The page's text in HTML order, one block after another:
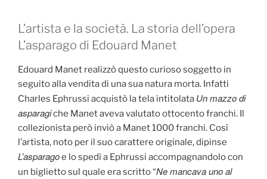
L’artista e la società. La storia dell’opera
L’asparago di Edouard Manet
Edouard Manet realizzò questo curioso soggetto in
seguito alla vendita di una sua natura morta. Infatti
Charles Ephrussi acquistò la tela intitolata Un mazzo di
asparagiche Manet aveva valutato ottocento franchi. Il
collezionista però inviò a Manet 1000 franchi. Così
l’artista, noto per il suo carattere originale, dipinse
L’asparagoe lo spedì a Ephrussi accompagnandolo con
un biglietto sul quale era scritto “Ne mancava uno al